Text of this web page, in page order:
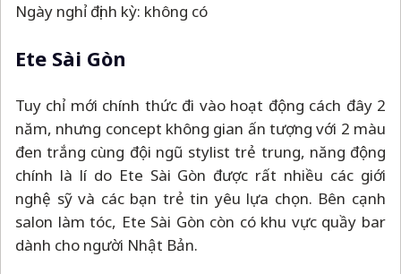
Ngày nghỉ định kỳ: không có
Ete Sài Gòn
Tuy chỉ mới chính thức đi vào hoạt động cách đây 2
năm, nhưng concept không gian ấn tượng với 2 màu
đen trắng cùng đội ngũ stylist trẻ trung, năng động
chính là lí do Ete Sài Gòn được rất nhiều các giới
nghệ sỹ và các bạn trẻ tin yêu lựa chọn. Bên cạnh
salon làm tóc, Ete Sài Gòn còn có khu vực quầy bar
dành cho người Nhật Bản.